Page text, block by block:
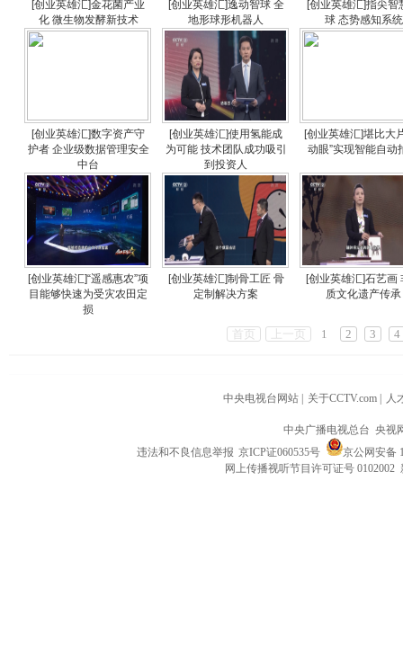
[创业英雄汇]金花菌产业
化 微生物发酵新技术
[创业英雄汇]逸动智球 全
地形球形机器人
[创业英雄汇]指尖智
球 态势感知系统
[创业英雄汇]数字资产守
护者 企业级数据管理安全
中台
[创业英雄汇]使用氢能成
为可能 技术团队成功吸引
到投资人
[创业英雄汇]堪比大
动眼”实现智能自动
[创业英雄汇]“遥感惠农”项
目能够快速为受灾农田定
损
[创业英雄汇]制骨工匠 骨
定制解决方案
[创业英雄汇]石艺画
质文化遗产传承
首页 上一页 1 2 3 4
中央电视台网站 关于CCTV.com 人
中央广播电视总台 央视
违法和不良信息举报 京ICP证060535号
京公网安备
网上传播视听节目许可证号 0102002